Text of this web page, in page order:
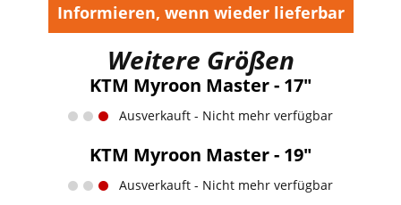
Informieren, wenn wieder lieferbar
Weitere Größen
KTM Myroon Master - 17"
Ausverkauft - Nicht mehr verfügbar
KTM Myroon Master - 19"
Ausverkauft - Nicht mehr verfügbar